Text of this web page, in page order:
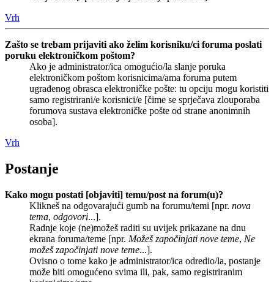
Vrh
Zašto se trebam prijaviti ako želim korisniku/ci foruma poslati
poruku elektroničkom poštom?
Ako je administrator/ica omogućio/la slanje poruka
elektroničkom poštom korisnicima/ama foruma putem
ugrađenog obrasca elektroničke pošte: tu opciju mogu koristiti
samo registrirani/e korisnici/e [čime se sprječava zlouporaba
forumova sustava elektroničke pošte od strane anonimnih
osoba].
Vrh
Postanje
Kako mogu postati [objaviti] temu/post na forum(u)?
Klikneš na odgovarajući gumb na forumu/temi [npr. nova
tema, odgovori...].
Radnje koje (ne)možeš raditi su uvijek prikazane na dnu
ekrana foruma/teme [npr. Možeš započinjati nove teme, Ne
možeš započinjati nove teme...].
Ovisno o tome kako je administrator/ica odredio/la, postanje
može biti omogućeno svima ili, pak, samo registriranim